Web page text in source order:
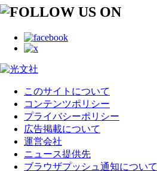
このサイトについて
コンテンツポリシー
プライバシーポリシー
広告掲載について
運営会社
ニュース提供先
ブラウザプッシュ通知について